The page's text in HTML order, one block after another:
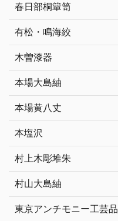
春日部桐簞笥
有松・鳴海絞
木曽漆器
本場大島紬
本場黄八丈
本塩沢
村上木彫堆朱
村山大島紬
東京アンチモニー工芸品